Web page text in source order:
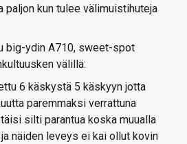
paljon kun tulee välimuistihuteja
big-ydin A710, sweet-spot
välillä:
6 käskystä 5 käskyyn jotta
paremmaksi verrattuna
silti parantua koska muualla
näiden leveys ei kai ollut kovin